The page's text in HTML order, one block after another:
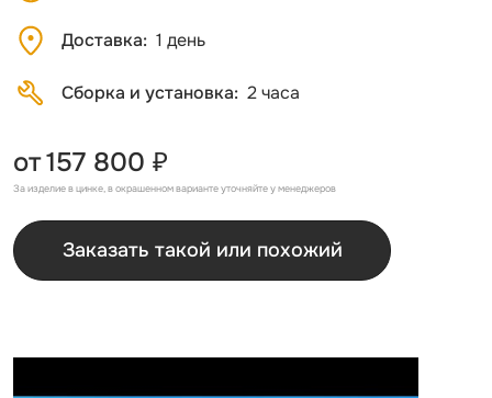
Доставка 1 день
Сборка и установка 2 часа
от157 800 ₽
За изделие в цинке, в окрашенном варианте уточняйте у менеджеров
Заказать такой или похожий